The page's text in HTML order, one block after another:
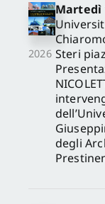
2026
Martedì
Steri
degli